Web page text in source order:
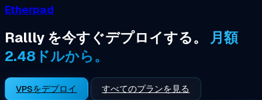
Etherpad
Rallly を今すぐデプロイする。 月額
2.48ドルから。
VPSをデプロイ すべてのプランを見る